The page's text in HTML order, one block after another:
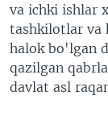
va ichki ishlar
tashkilotlar va
halok bo'lgan
qazilgan
davlat asl